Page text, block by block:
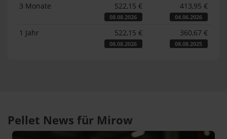
3 Monate 522,15 €
08.08.2026
413,95 €
04.06.2026
1 Jahr 522,15 €
08.08.2026
360,67 €
08.08.2025
Pellet News für Mirow